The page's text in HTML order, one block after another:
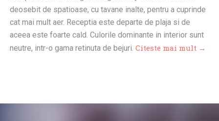
deosebit de spatioase, cu tavane inalte, pentru a cuprinde
cat mai mult aer. Receptia este departe de plaja si de
aceea este foarte cald. Culorile dominante in interior sunt
neutre, intr-o gama retinuta de bejuri. Citeste mai mult →